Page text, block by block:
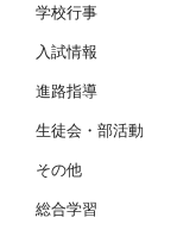
学校行事
入試情報
進路指導
生徒会・部活動
その他
総合学習